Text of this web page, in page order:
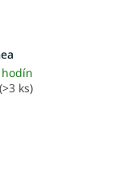
(>3 ks)